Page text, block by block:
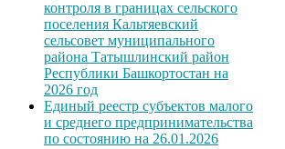
контроля в границах сельского
поселения Кальтяевский
сельсовет муниципального
района Татышлинский район
Республики Башкортостан на
2026 год
Единый реестр субъектов малого
и среднего предпринимательства
по состоянию на 26.01.2026